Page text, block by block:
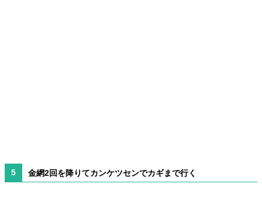
金網2回を降りてカンケツセンでカギまで行く